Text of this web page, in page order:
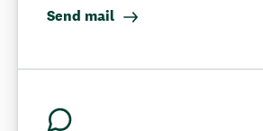
Send mail